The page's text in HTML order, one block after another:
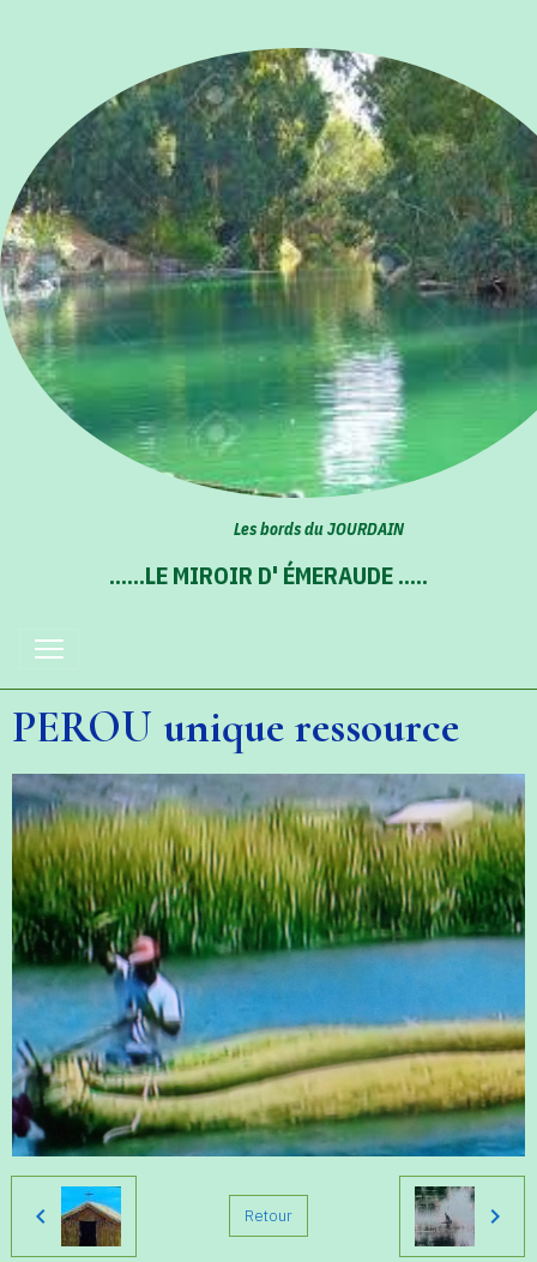
Les bords du JOURDAIN
......LE MIROIR D' ÉMERAUDE .....
PEROU unique ressource
Retour